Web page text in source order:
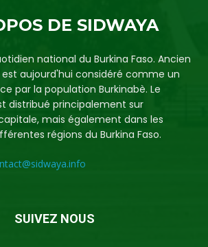
DE SIDWAYA
national du Burkina Faso. Ancien
aujourd'hui considéré comme un
par la population Burkinabè. Le
distribué principalement sur
mais également dans les
régions du Burkina Faso.
SUIVEZ NOUS